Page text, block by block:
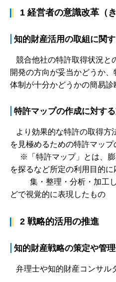
1 経営者の意識改革（
知的財産活用の取組に関
競合他社の特許取得状況と
開発の方向が妥当かどうか
体制が十分かどうかの簡易診
特許マップの作成に対す
より効果的な特許の取得方
を見極めるための特許マッ
※「特許マップ」とは、膨
を探るなど所定の利用目的に
集・整理・分析・加工し
どで視覚的に表現したもの
2 戦略的活用の推進
知的財産戦略の策定や管
弁理士や知的財産コンサ